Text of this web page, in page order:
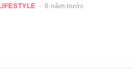
- 6 năm trước